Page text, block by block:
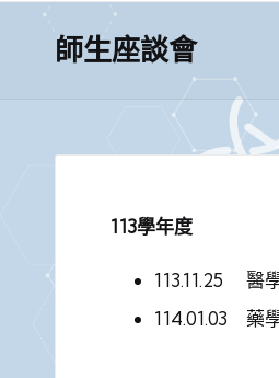
師生座談會
113學年度
113.11.25 醫
114.01.03 藥